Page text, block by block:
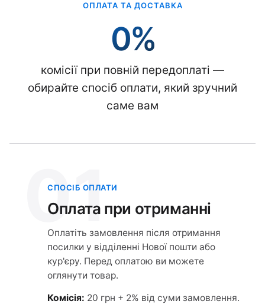
ОПЛАТА ТА ДОСТАВКА
0%
комісії при повній передоплаті —
обирайте спосіб оплати, який зручний
саме вам
01
СПОСІБ ОПЛАТИ
Оплата при отриманні
Оплатіть замовлення після отримання
посилки у відділенні Нової пошти або
кур'єру. Перед оплатою ви можете
оглянути товар.
Комісія: 20 грн + 2% від суми замовлення.